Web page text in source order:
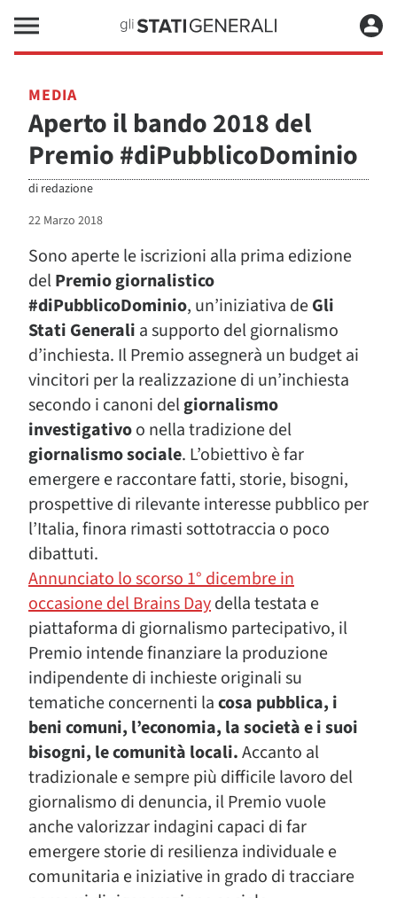
MEDIA
Aperto il bando 2018 del
Premio #diPubblicoDominio
di redazione
22 Marzo 2018
Sono aperte le iscrizioni alla prima edizione
delPremio giornalistico
#diPubblicoDominio, un’iniziativa deGli
Stati Generali a supporto del giornalismo
d’inchiesta. Il Premio assegnerà un budget ai
vincitori per la realizzazione di un’inchiesta
secondo i canoni delgiornalismo
investigativoo nella tradizione del
giornalismo sociale. L’obiettivo è far
emergere e raccontare fatti, storie, bisogni,
prospettive di rilevante interesse pubblico per
l’Italia, finora rimasti sottotraccia o poco
dibattuti.
Annunciato lo scorso 1° dicembre in
occasione del Brains Daydella testata e
piattaforma di giornalismo partecipativo, il
Premio intende finanziare la produzione
indipendente di inchieste originali su
tematiche concernenti lacosa pubblica, i
beni comuni, l’economia, la società e i suoi
bisogni, le comunità locali.Accanto al
tradizionale e sempre più difficile lavoro del
giornalismo di denuncia, il Premio vuole
anche valorizzar indagini capaci di far
emergere storie di resilienza individuale e
comunitaria e iniziative in grado di tracciare